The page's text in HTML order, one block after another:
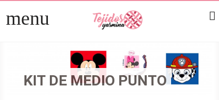
menu
arrow_right
TELAS
arrow_rightHOGAR

KIT DE MEDIO PUNTO